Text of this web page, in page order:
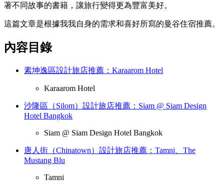
著不同故事的書籍，讓旅行變得更為豐富美好。
這篇文章是根據我我自身的需求和喜好所寫的曼谷住宿推薦。
內容目錄
素坤逸區設計旅店推薦：Karaarom Hotel
Karaarom Hotel
沙隆區（Silom）設計旅店推薦：Siam @ Siam Design
Hotel Bangkok
Siam @ Siam Design Hotel Bangkok
唐人街（Chinatown）設計旅店推薦：Tamni、The
Mustang Blu
Tamni